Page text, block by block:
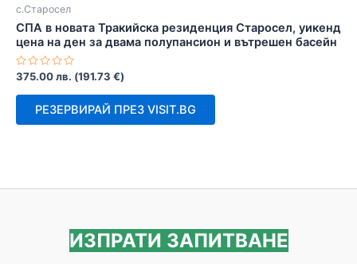
с.Старосел
СПА в новата Тракийска резиденция Старосел, уикенд
цена на ден за двама полупансион и вътрешен басейн
Оценено
0
375.00лв. (191.73 €)
РЕЗЕРВИРАЙ ПРЕЗ VISIT.BG
ИЗПРАТИ ЗАПИТВАНЕ